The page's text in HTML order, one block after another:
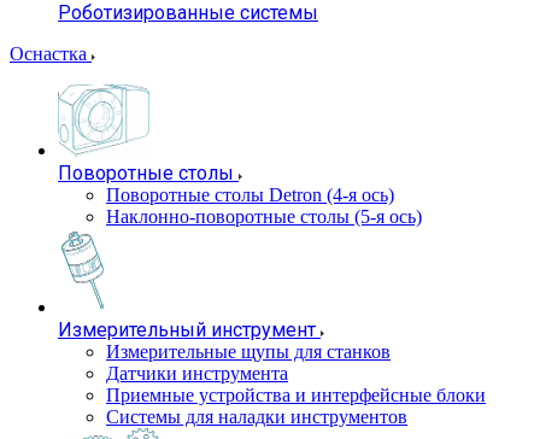
Роботизированные системы
Оснастка
Поворотные столы
Поворотные столы Detron (4-я ось)
Наклонно-поворотные столы (5-я ось)
Измерительный инструмент
Измерительные щупы для станков
Датчики инструмента
Приемные устройства и интерфейсные блоки
Системы для наладки инструментов